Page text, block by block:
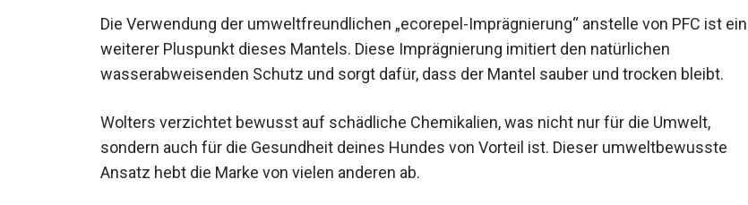
Die Verwendung der umweltfreundlichen „ecorepel-Imprägnierung“ anstelle von PFC ist ein
weiterer Pluspunkt dieses Mantels. Diese Imprägnierung imitiert den natürlichen
wasserabweisenden Schutz und sorgt dafür, dass der Mantel sauber und trocken bleibt.
Wolters verzichtet bewusst auf schädliche Chemikalien, was nicht nur für die Umwelt,
sondern auch für die Gesundheit deines Hundes von Vorteil ist. Dieser umweltbewusste
Ansatz hebt die Marke von vielen anderen ab.